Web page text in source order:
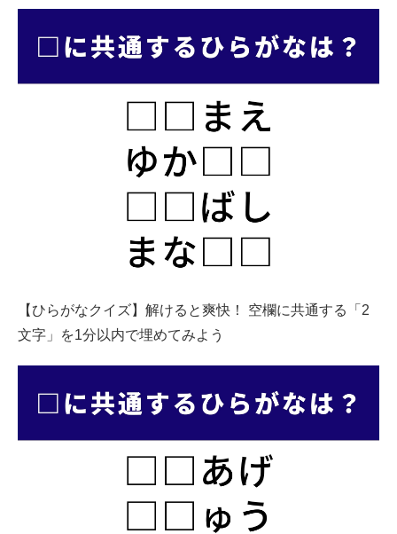
【ひらがなクイズ】解けると爽快！ 空欄に共通する「2
文字」を1分以内で埋めてみよう